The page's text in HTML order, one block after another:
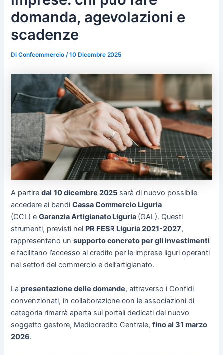
domanda, agevolazioni e
scadenze
DiConfcommercio/10 Dicembre 2025
A partiredal 10 dicembre 2025 sarà di nuovo possibile
accedere ai bandiCassa Commercio Liguria
(CCL) eGaranzia Artigianato Liguria (GAL). Questi
strumenti, previsti nel PR FESR Liguria 2021-2027,
rappresentano unsupporto concreto per gli investimenti
e facilitano l’accesso al credito per le imprese liguri operanti
nei settori del commercio e dell’artigianato.
Lapresentazione delle domande, attraverso i Confidi
convenzionati, in collaborazione con le associazioni di
categoria rimarrà aperta sui portali dedicati del nuovo
soggetto gestore, Mediocredito Centrale,fino al 31 marzo
2026.